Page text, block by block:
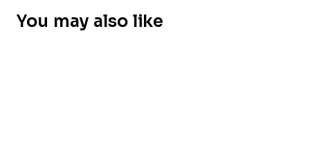
You may also like